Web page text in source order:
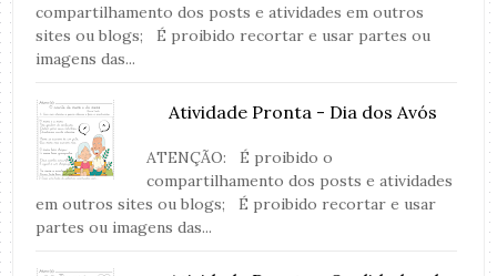
compartilhamento dos posts e atividades em outros
sites ou blogs; É proibido recortar e usar partes ou
imagens das...
Atividade Pronta - Dia dos Avós
ATENÇÃO: É proibido o
compartilhamento dos posts e atividades
em outros sites ou blogs; É proibido recortar e usar
partes ou imagens das...